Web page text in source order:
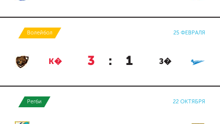
Волейбол 25 ФЕВРАЛЯ
К� 3 : 1 З�
Регби 22 ОКТЯБРЯ